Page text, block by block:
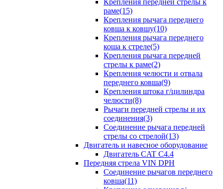
Крепления передней стрелы к
раме(15)
Крепления рычага переднего
ковша к ковшу(10)
Крепления рычага переднего
коша к стреле(5)
Крепления рычага передней
стрелы к раме(2)
Крепления челюсти и отвала
переднего ковша(9)
Крепления штока г/цилиндра
челюсти(8)
Рычаги передней стрелы и их
соединения(3)
Соединение рычага передней
стрелы со стрелой(13)
Двигатель и навесное оборудование
Двигатель CAT C4.4
Передняя стрела VIN DPH
Cоединение рычагов переднего
ковша(11)